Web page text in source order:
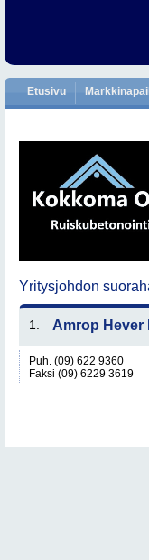
Etusivu
Yritysjohdon
1. Amrop Hever
Puh. (09) 622 9360
Faksi (09) 6229 3619